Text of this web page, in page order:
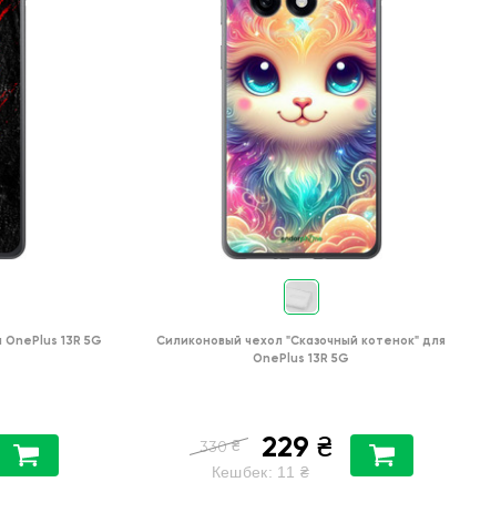
OnePlus 13R 5G Силиконовый чехол "Сказочный котенок" для
OnePlus 13R 5G
330 ₴ 229 ₴
Кешбек: 11 ₴